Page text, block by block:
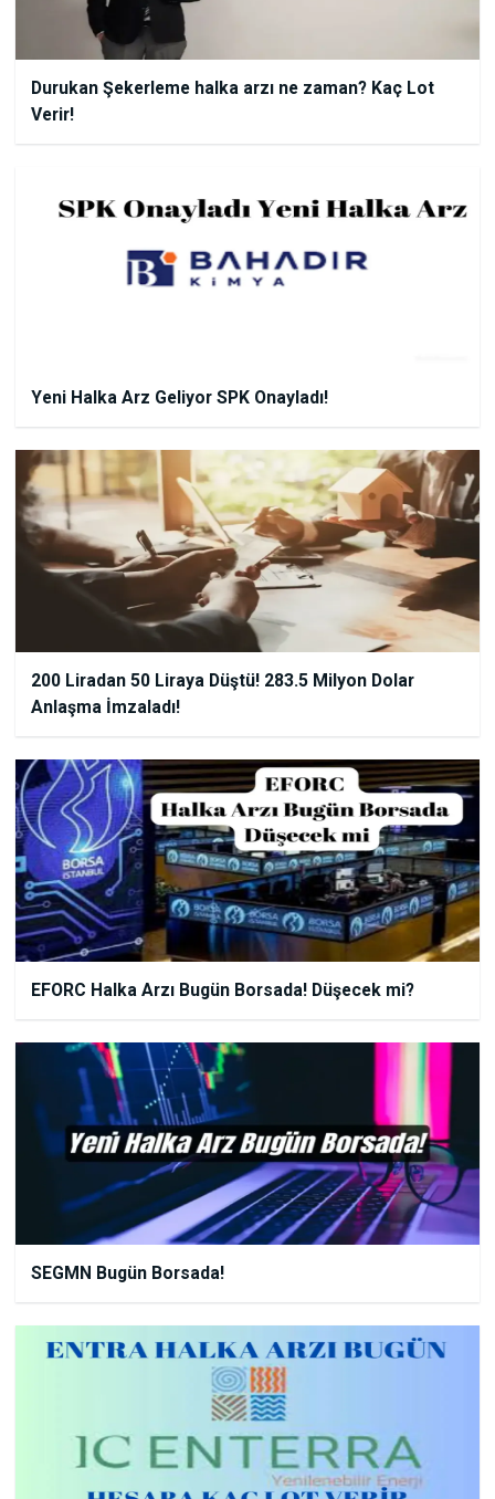
Durukan Şekerleme halka arzı ne zaman? Kaç Lot
Verir!
Yeni Halka Arz Geliyor SPK Onayladı!
200 Liradan 50 Liraya Düştü! 283.5 Milyon Dolar
Anlaşma İmzaladı!
EFORC Halka Arzı Bugün Borsada! Düşecek mi?
SEGMN Bugün Borsada!